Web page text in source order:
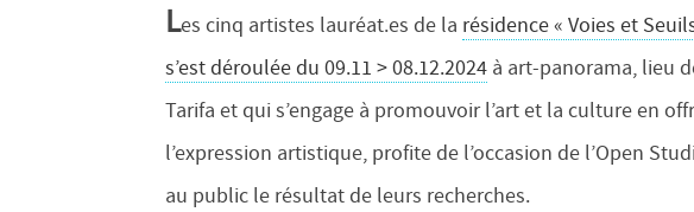
Les cinq artistes lauréat.es de la résidence « Voies et
s’est déroulée du 09.11 > 08.12.2024 à art-panorama, lieu
Tarifa et qui s’engage à promouvoir l’art et la culture en
l’expression artistique, profite de l’occasion de l’Open
au public le résultat de leurs recherches.